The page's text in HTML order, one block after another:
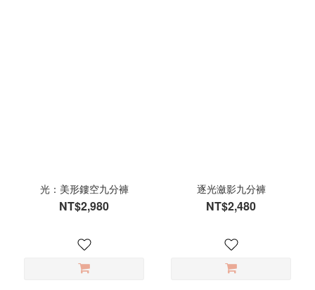
光：美形鏤空九分褲
NT$2,980
逐光瀲影九分褲
NT$2,480